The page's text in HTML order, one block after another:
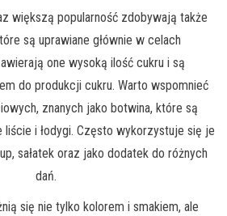
większą popularność zdobywają także
są uprawiane głównie w celach
one wysoką ilość cukru i są
do produkcji cukru. Warto wspomnieć
znanych jako botwina, które są
liście i łodygi. Często wykorzystuje się je
sałatek oraz jako dodatek do różnych
dań.
się nie tylko kolorem i smakiem, ale